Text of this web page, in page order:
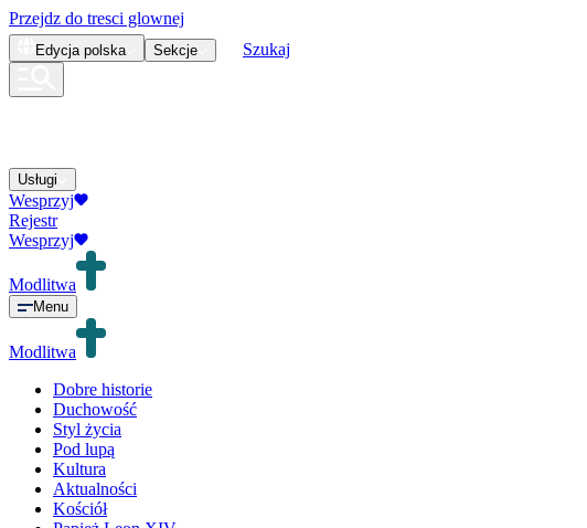
Przejdz do tresci glownej
Edycja polska Sekcje Szukaj
Usługi
Wesprzyj
Rejestr
Wesprzyj
Modlitwa
Menu
Modlitwa
Dobre historie
Duchowość
Styl życia
Pod lupą
Kultura
Aktualności
Kościół